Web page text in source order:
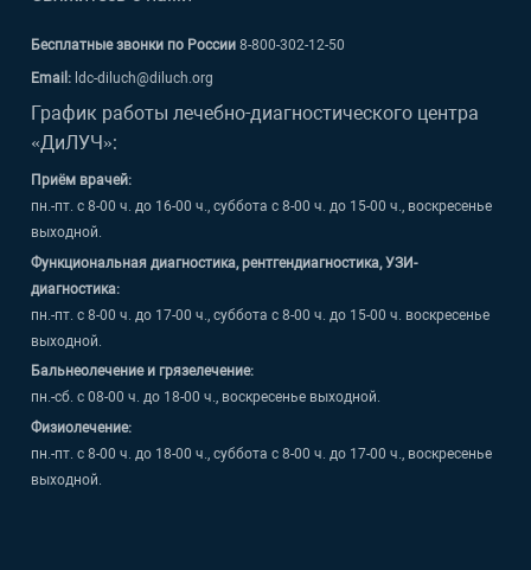
Бесплатные звонки по России8-800-302-12-50
Email: ldc-diluch@diluch.org
График работы лечебно-диагностического центра
«ДиЛУЧ»:
Приём врачей:
пн.-пт. с 8-00 ч. до 16-00 ч., суббота с 8-00 ч. до 15-00 ч., воскресенье
выходной.
Функциональная диагностика, рентгендиагностика, УЗИ-
диагностика:
пн.-пт. с 8-00 ч. до 17-00 ч., суббота с 8-00 ч. до 15-00 ч. воскресенье
выходной.
Бальнеолечение и грязелечение:
пн.-сб. с 08-00 ч. до 18-00 ч., воскресенье выходной.
Физиолечение:
пн.-пт. с 8-00 ч. до 18-00 ч., суббота с 8-00 ч. до 17-00 ч., воскресенье
выходной.